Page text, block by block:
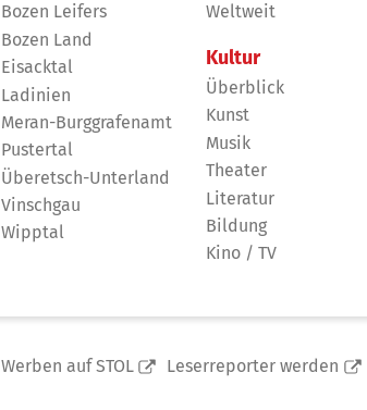
Bozen Leifers
Bozen Land
Eisacktal
Ladinien
Meran-Burggrafenamt
Pustertal
Überetsch-Unterland
Vinschgau
Wipptal
Weltweit
Kultur
Überblick
Kunst
Musik
Theater
Literatur
Bildung
Kino / TV
Werben auf STOL Leserreporter werden